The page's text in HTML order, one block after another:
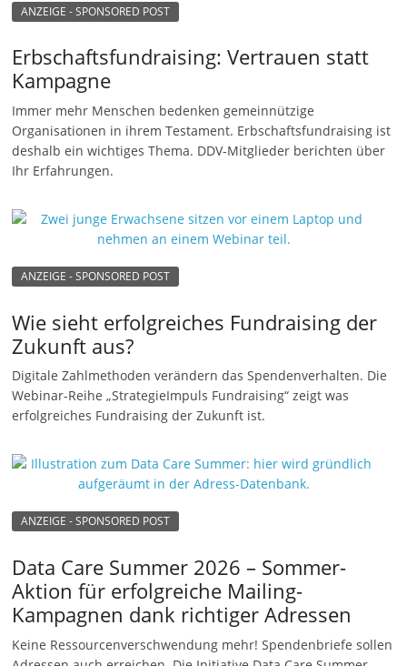
ANZEIGE - SPONSORED POST
Erbschaftsfundraising: Vertrauen statt
Kampagne
Immer mehr Menschen bedenken gemeinnützige
Organisationen in ihrem Testament. Erbschaftsfundraising ist
deshalb ein wichtiges Thema. DDV-Mitglieder berichten über
Ihr Erfahrungen.
ANZEIGE - SPONSORED POST
Wie sieht erfolgreiches Fundraising der
Zukunft aus?
Digitale Zahlmethoden verändern das Spendenverhalten. Die
Webinar-Reihe „StrategieImpuls Fundraising“ zeigt was
erfolgreiches Fundraising der Zukunft ist.
ANZEIGE - SPONSORED POST
Data Care Summer 2026 – Sommer-
Aktion für erfolgreiche Mailing-
Kampagnen dank richtiger Adressen
Keine Ressourcenverschwendung mehr! Spendenbriefe sollen